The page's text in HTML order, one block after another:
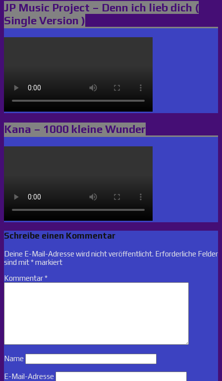
JP Music Project – Denn ich lieb dich (
Single Version )
Kana – 1000 kleine Wunder
Schreibe einen Kommentar
Deine E-Mail-Adresse wird nicht veröffentlicht. Erforderliche Felder
sind mit*markiert
Kommentar*
Name
E-Mail-Adresse